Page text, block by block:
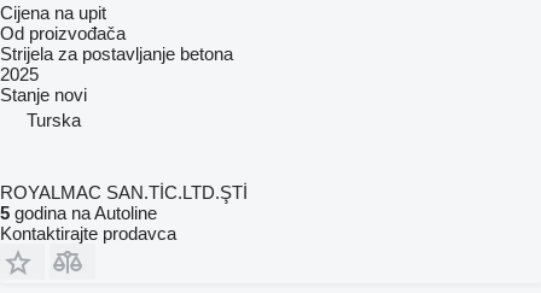
Cijena na upit
Od proizvođača
Strijela za postavljanje betona
2025
Stanje novi
Turska
ROYALMAC SAN.TİC.LTD.ŞTİ
5 godina na Autoline
Kontaktirajte prodavca